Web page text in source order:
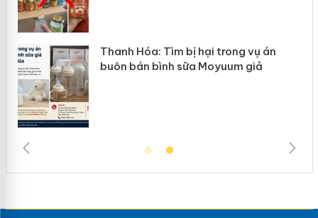
Thanh Hóa: Tìm bị hại trong vụ án
buôn bán bình sữa Moyuum giả